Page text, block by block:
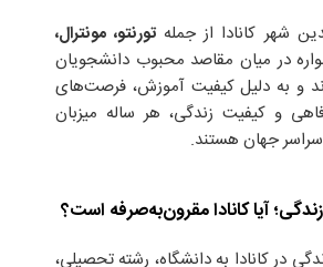
شهر کانادا از جمله تورنتو، مونترال،
در میان مقاصد محبوب دانشجویان
و به دلیل کیفیت آموزش، فرصت‌های
و کیفیت زندگی، هر ساله میزبان
سراسر جهان هستند.
آیا کانادا مقرون‌به‌صرفه است؟
در کانادا به دانشگاه، رشته تحصیلی،